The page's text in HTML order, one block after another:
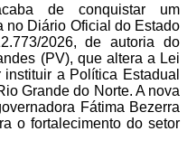
de conquistar um
no Diário Oficial do Estado
2026, de autoria do
(PV), que altera a Lei
a Política Estadual
Grande do Norte. A nova
Fátima Bezerra
o fortalecimento do setor